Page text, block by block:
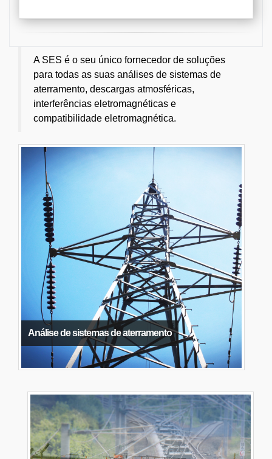
A SES é o seu único fornecedor de soluções
para todas as suas análises de sistemas de
aterramento, descargas atmosféricas,
interferências eletromagnéticas e
compatibilidade eletromagnética.
Análise de sistemas de aterramento